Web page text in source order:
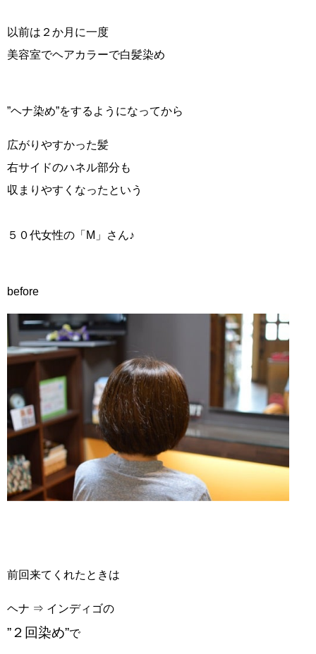
以前は２か月に一度
美容室でヘアカラーで白髪染め
”ヘナ染め”をするようになってから
広がりやすかった髪
右サイドのハネル部分も
収まりやすくなったという
５０代女性の「M」さん♪
before
前回来てくれたときは
ヘナ ⇒ インディゴの
”２回染め”で